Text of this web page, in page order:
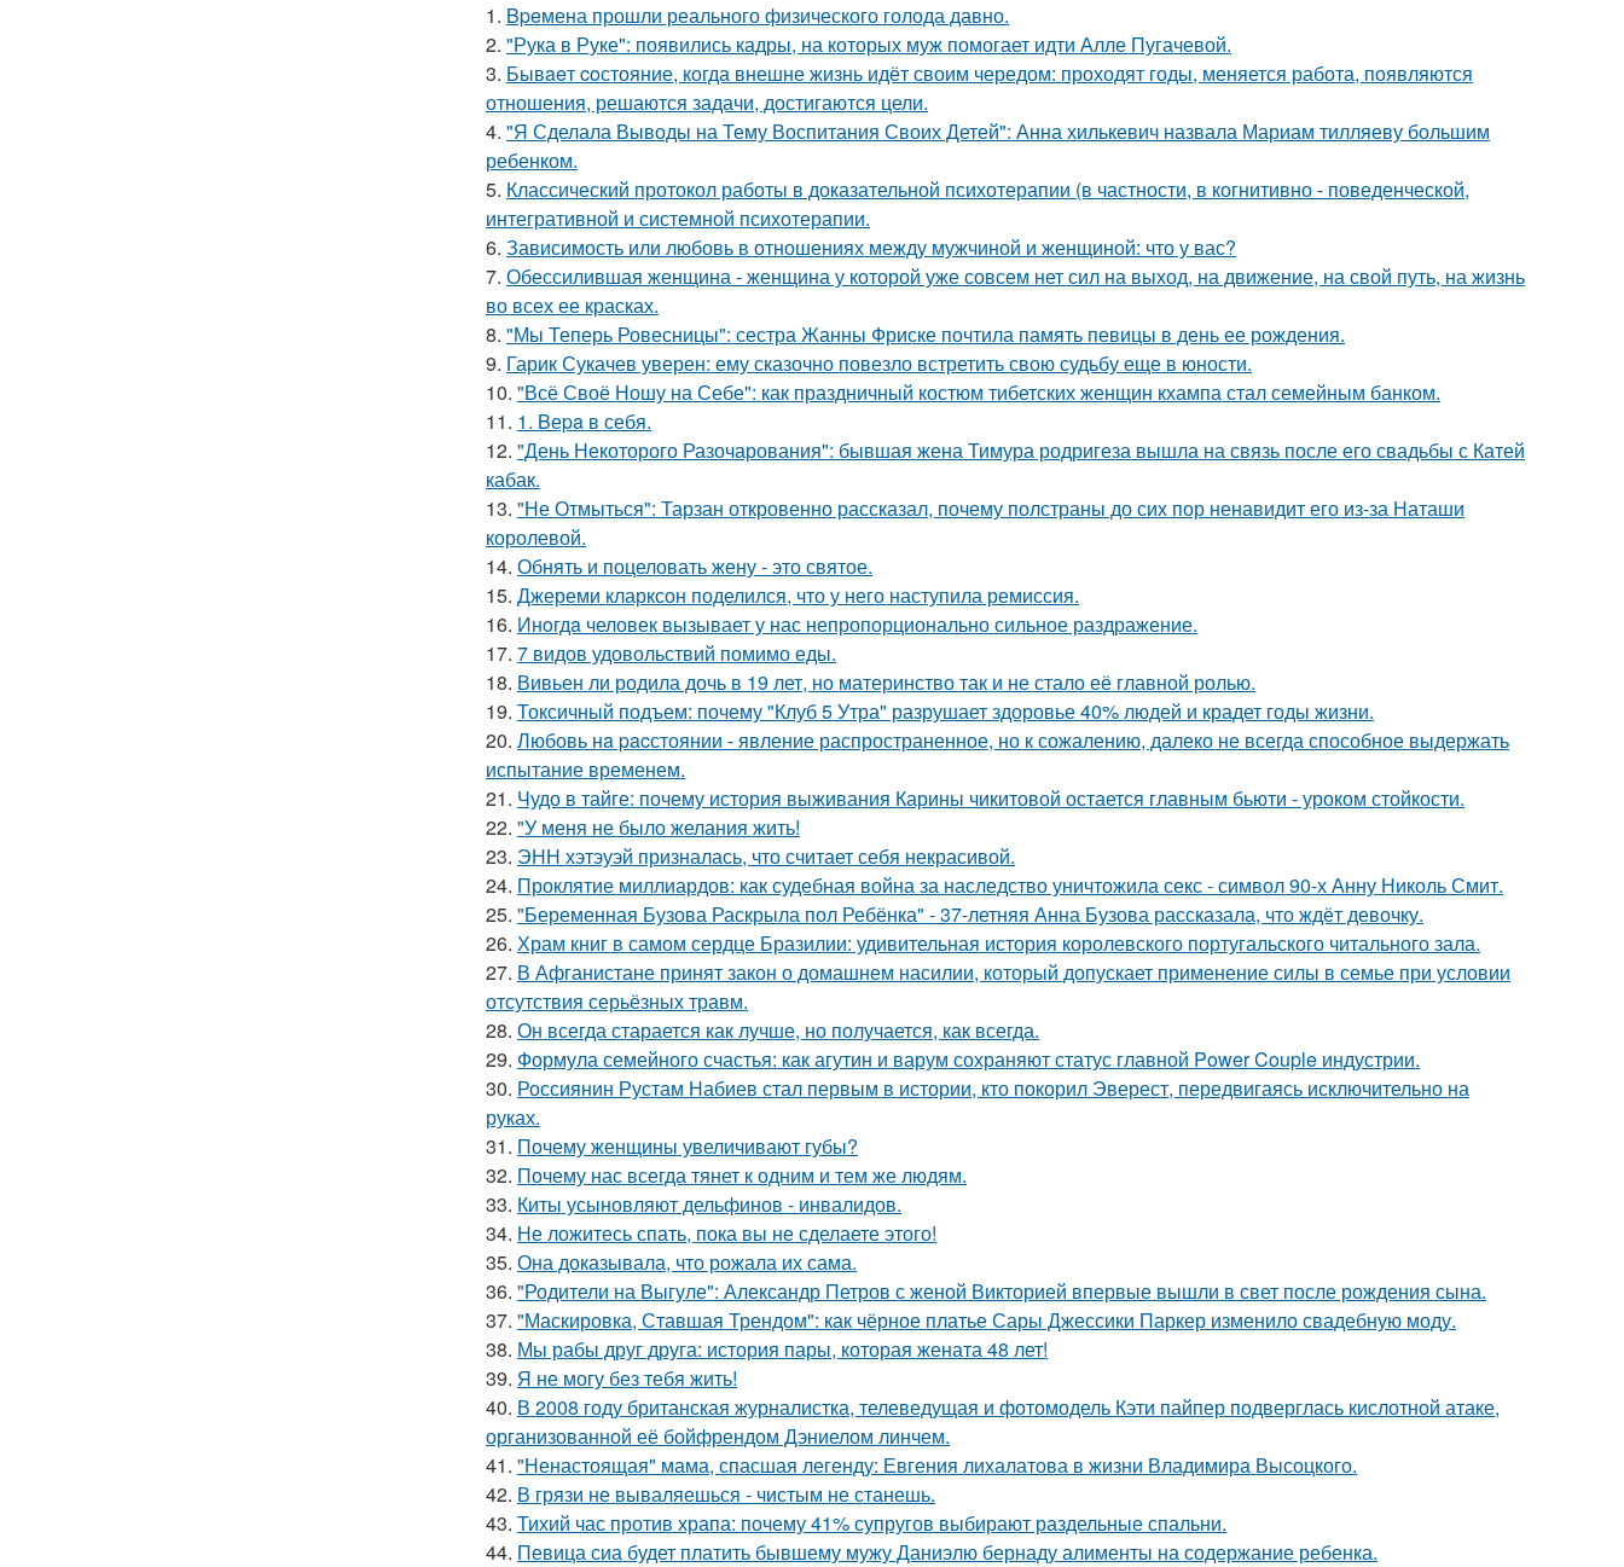
1. Bpeмена прошли реального физического голода давно.
2. "Рука в Руке": появились кадры, на которых муж помогает идти Алле Пугачевой.
3. Бывaeт coстояние, когда внешне жизнь идёт своим чередом: проходят годы, меняется работа, появляются
отношения, решаются задачи, достигаются цели.
4. "Я Сделала Выводы на Тему Воспитания Своих Детей": Анна хилькевич назвала Мариам тилляеву большим
ребенком.
5. Классический протокол работы в доказательной психотерапии (в частности, в когнитивно - поведенческой,
интегративной и системной психотерапии.
6. Зависимость или любовь в отношениях между мужчиной и женщиной: что у вас?
7. Обессилившая женщина - женщина у которой уже совсем нет сил на выход, на движение, на свой путь, на жизнь
во всех ее красках.
8. "Мы Теперь Ровесницы": сестра Жанны Фриске почтила память певицы в день ее рождения.
9. Гарик Сукачев уверен: ему сказочно повезло встретить свою судьбу еще в юности.
10. "Всё Своё Ношу на Себе": как праздничный костюм тибетских женщин кхампа стал семейным банком.
11. 1. Bеpa в себя.
12. "День Некоторого Разочарования": бывшая жена Тимура родригеза вышла на связь после его свадьбы с Катей
кабак.
13. "Не Отмыться": Тарзан откровенно рассказал, почему полстраны до сих пор ненавидит его из-за Наташи
королевой.
14. Обнять и поцеловать жену - это святое.
15. Джереми кларксон поделился, что у него наступила ремиссия.
16. Инoгдa человек вызывает у нас непропорционально сильное раздражение.
17. 7 видов удовольствий помимо еды.
18. Вивьен ли родила дочь в 19 лет, но материнство так и не стало её главной ролью.
19. Токсичный подъем: почему "Клуб 5 Утра" разрушает здоровье 40% людей и крадет годы жизни.
20. Любовь нa pacстоянии - явление распространенное, но к сожалению, далеко не всегда способное выдержать
испытание временем.
21. Чудо в тайге: почему история выживания Карины чикитовой остается главным бьюти - уроком стойкости.
22. "У меня не было желания жить!
23. ЭНН хэтэуэй призналась, что считает себя некрасивой.
24. Проклятие миллиардов: как судебная война за наследство уничтожила секс - символ 90-х Анну Николь Смит.
25. "Беременная Бузова Раскрыла пол Ребёнка" - 37-летняя Анна Бузова рассказала, что ждёт девочку.
26. Храм книг в самом сердце Бразилии: удивительная история королевского португальского читального зала.
27. В Афганистане принят закон о домашнем насилии, который допускает применение силы в семье при условии
отсутствия серьёзных травм.
28. Он всегда старается как лучше, но получается, как всегда.
29. Формула семейного счастья: как агутин и варум сохраняют статус главной Power Couple индустрии.
30. Россиянин Рустам Набиев стал первым в истории, кто покорил Эверест, передвигаясь исключительно на
руках.
31. Почему женщины увеличивают губы?
32. Почему нас всегда тянет к одним и тем же людям.
33. Киты усыновляют дельфинов - инвалидов.
34. Не ложитесь спать, пока вы не сделаете этого!
35. Она доказывала, что рожала их сама.
36. "Родители на Выгуле": Александр Петров с женой Викторией впервые вышли в свет после рождения сына.
37. "Маскировка, Ставшая Трендом": как чёрное платье Сары Джессики Паркер изменило свадебную моду.
38. Мы рабы друг друга: история пары, которая жената 48 лет!
39. Я не могу без тебя жить!
40. В 2008 году британская журналистка, телеведущая и фотомодель Кэти пайпер подверглась кислотной атаке,
организованной её бойфрендом Дэниелом линчем.
41. "Ненастоящая" мама, спасшая легенду: Евгения лихалатова в жизни Владимира Высоцкого.
42. В грязи не вываляешься - чистым не станешь.
43. Тихий час против храпа: почему 41% супругов выбирают раздельные спальни.
44. Певица сиа будет платить бывшему мужу Даниэлю бернаду алименты на содержание ребенка.